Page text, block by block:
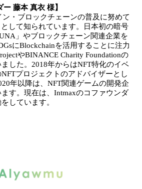
藤本 真衣 様】
・ブロックチェーンの普及に努めて
して知られています。日本初の暗号
」やブロックチェーン関連企業を
にBlockchainを活用することに注力
やBINANCE Charity Foundationの
した。2018年からはNFT特化のイベ
プロジェクトのアドバイザーとし
年以降は、NFT関連ゲームの開発企
す。現在は、Intmaxのコファウンダ
しています。